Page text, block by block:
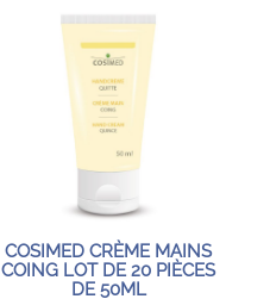
COSIMED CRÈME MAINS
COING LOT DE 20 PIÈCES
DE 50ML